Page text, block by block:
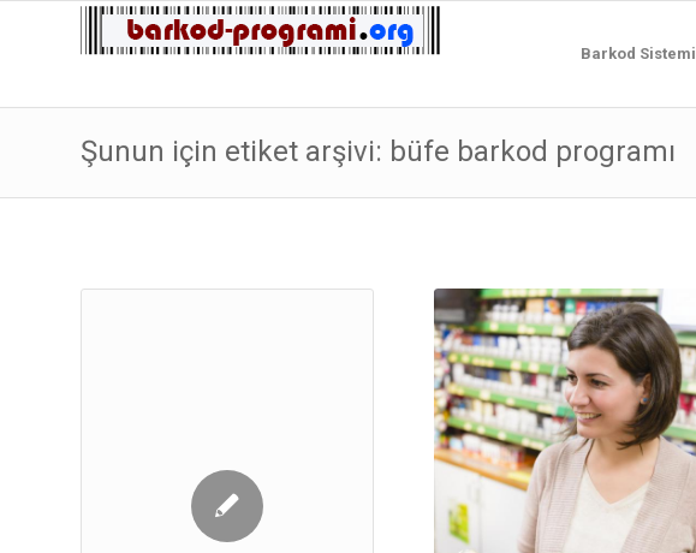
Barkod Sistemi
Şunun için etiket arşivi: büfe barkod programı